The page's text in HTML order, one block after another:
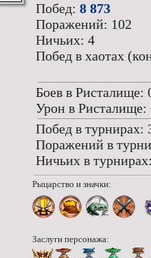
Побед: 8 873
Поражений: 102
Ничьих: 4
Побед в хаотах
Боев в Ристалище:
Урон в Ристалище:
Побед в турнирах:
Поражений в
Ничьих в
Рыцарство и значки:
Заслуги персонажа: